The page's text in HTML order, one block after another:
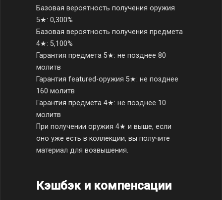
Базовая вероятность получения оружия
5★: 0,300%
Базовая вероятность получения предмета
4★: 5,100%
Гарантия предмета 5★: не позднее 80
молитв
Гарантия featured-оружия 5★: не позднее
160 молитв
Гарантия предмета 4★: не позднее 10
молитв
При получении оружия 4★ и выше, если
оно уже есть в коллекции, вы получите
материал для возвышения.
Кэшбэк и компенсации